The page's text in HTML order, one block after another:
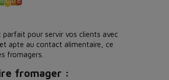
pour servir vos clients avec
apte au contact alimentaire, ce
fromagers.
fromager :